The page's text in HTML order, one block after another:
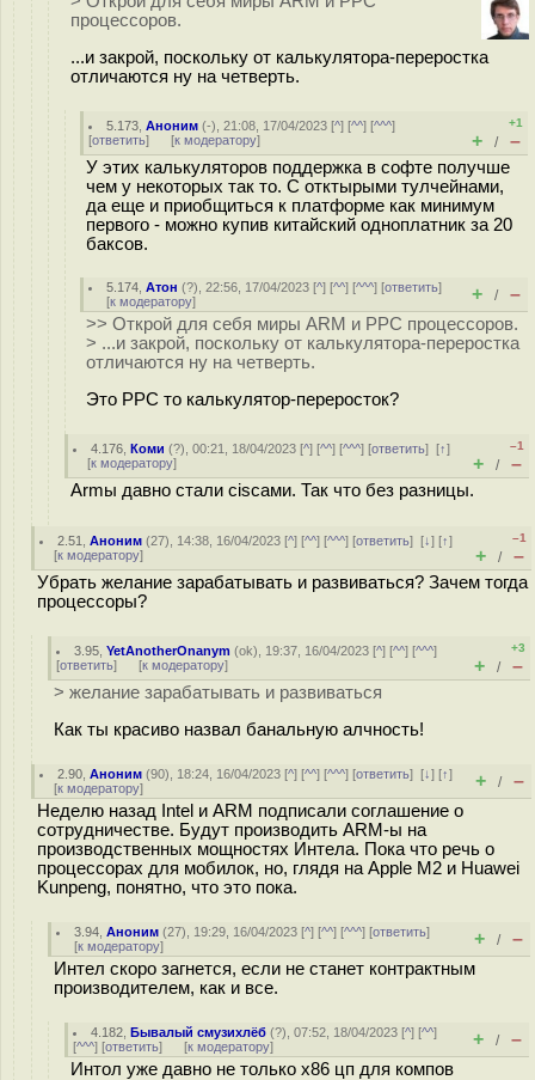
процессоров.
...и закрой, поскольку от калькулятора-переростка
отличаются ну на четверть.
5.173 ,Аноним (-), 21:08, 17/04/2023 [^] [^^] [^^^]
[ответить] [к модератору]
+1
+ / –
У этих калькуляторов поддержка в софте получше
чем у некоторых так то. С отктырыми тулчейнами,
да еще и приобщиться к платформе как минимум
первого - можно купив китайский одноплатник за 20
баксов.
5.174 ,Атон (?), 22:56, 17/04/2023 [^] [^^] [^^^] [ответить]
[к модератору] + / –
>> Открой для себя миры ARM и PPC процессоров.
> ...и закрой, поскольку от калькулятора-переростка
отличаются ну на четверть.
Это PPC то калькулятор-переросток?
4.176 ,Коми (?), 00:21, 18/04/2023 [^] [^^] [^^^] [ответить][↑]
[к модератору]
–1
+ / –
Armы давно стали ciscами. Так что без разницы.
2.51 ,Аноним (27), 14:38, 16/04/2023 [^] [^^] [^^^] [ответить][↓] [↑]
[к модератору]
–1
+ / –
Убрать желание зарабатывать и развиваться? Зачем тогда
процессоры?
3.95 ,YetAnotherOnanym (ok), 19:37, 16/04/2023 [^] [^^] [^^^]
[ответить] [к модератору]
+3
+ / –
> желание зарабатывать и развиваться
Как ты красиво назвал банальную алчность!
2.90 ,Аноним (90), 18:24, 16/04/2023 [^] [^^] [^^^] [ответить][↓] [↑]
[к модератору] + / –
Неделю назад Intel и ARM подписали соглашение о
сотрудничестве. Будут производить ARM-ы на
производственных мощностях Интела. Пока что речь о
процессорах для мобилок, но, глядя на Apple M2 и Huawei
Kunpeng, понятно, что это пока.
3.94 ,Аноним (27), 19:29, 16/04/2023 [^] [^^] [^^^] [ответить]
[к модератору] + / –
Интел скоро загнется, если не станет контрактным
производителем, как и все.
4.182 ,Бывалый смузихлёб (?), 07:52, 18/04/2023 [^] [^^]
[^^^] [ответить] [к модератору] + / –
Интол уже давно не только х86 цп для компов